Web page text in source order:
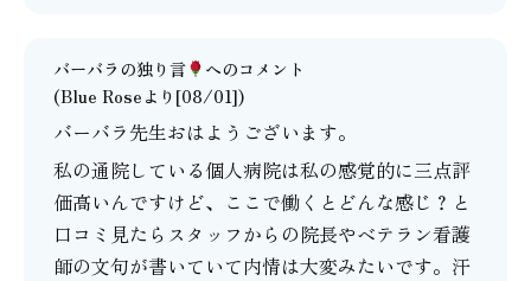
バーバラの独り言
へのコメント
(Blue Roseより[08/01])
バーバラ先生おはようございます。
私の通院している個人病院は私の感覚的に三点評
価高いんですけど、ここで働くとどんな感じ？と
口コミ見たらスタッフからの院長やベテラン看護
師の文句が書いていて内情は大変みたいです。汗